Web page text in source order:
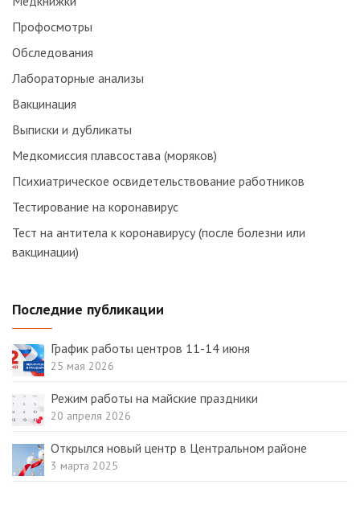
Профосмотры
Обследования
Лабораторные анализы
Вакцинация
Выписки и дубликаты
Медкомиссия плавсостава (моряков)
Психиатрическое освидетельствование работников
Тестирование на коронавирус
Тест на антитела к коронавирусу (после болезни или
вакцинации)
Последние публикации
График работы центров 11-14 июня
25 мая 2026
Режим работы на майские праздники
20 апреля 2026
Открылся новый центр в Центральном районе
3 марта 2025